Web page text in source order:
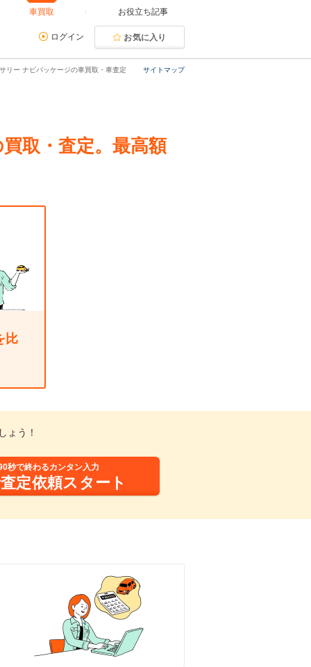
車買取 お役立ち記事
ログイン お気に入り
サイトマップ
リー ナビパッケージの車買取・車査定
取・査定。最高額
比
ょう！
秒で終わるカンタン入力
定依頼スタート